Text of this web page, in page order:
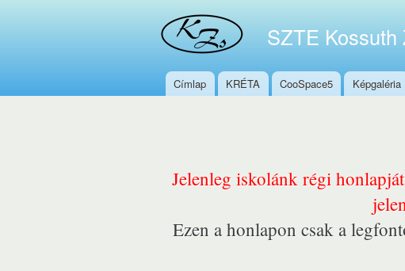
SZTE
Főmenü
Címlap KRÉTA CooSpace5 Képgaléria
Jelenleg iskolánk régi
Ezen a honlapon csak a